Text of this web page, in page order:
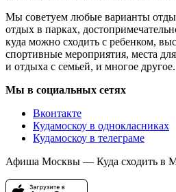
Мы советуем любые варианты
отдых в парках,
куда можно сходить с ребенком,
спортивные мероприятия, места
и отдыха с семьей, и многое другое.
Мы в социальных сетях
Вконтакте
Кудамоскоу в однокласниках
Кудамоскоу в телеграме
Афиша Москвы — Куда сходить в